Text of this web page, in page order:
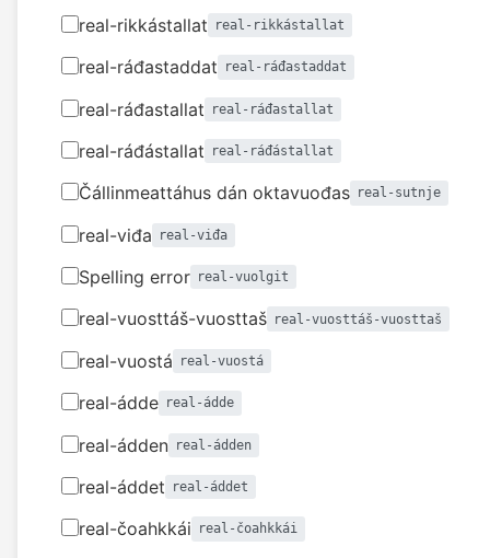
real-rikkástallat real-rikkástallat
real-ráđastaddat real-ráđastaddat
real-ráđastallat real-ráđastallat
real-ráđástallat real-ráđástallat
Čállinmeattáhus dán oktavuođas real-sutnje
real-viđa real-viđa
Spelling error real-vuolgit
real-vuosttáš-vuosttaš real-vuosttáš-vuosttaš
real-vuostá real-vuostá
real-ádde real-ádde
real-ádden real-ádden
real-áddet real-áddet
real-čoahkkái real-čoahkkái